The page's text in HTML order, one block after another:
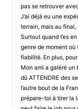
pas se retrouver
J’ai déjà eu une
terrain, mais au final,
Surtout quand t’es
genre de moment où
fiabilité. En plus,
Mon ami a galéré un
dû ATTENDRE des
l’autre bout de la
prépare-toi à tirer la